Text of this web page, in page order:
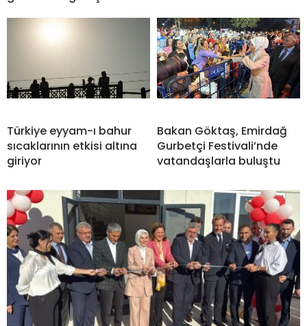
Türkiye eyyam-ı bahur
sıcaklarının etkisi altına
giriyor
Bakan Göktaş, Emirdağ
Gurbetçi Festivali’nde
vatandaşlarla buluştu